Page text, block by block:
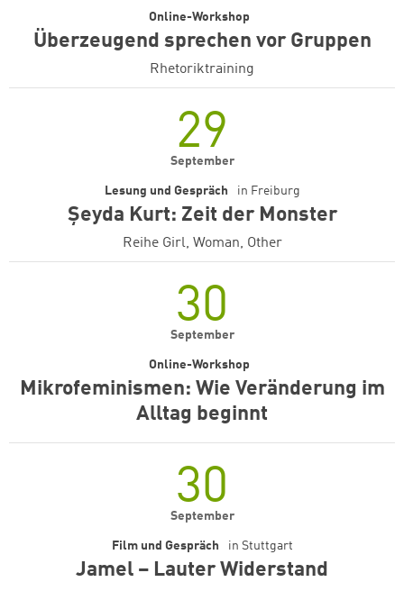
Überzeugend sprechen vor Gruppen
Online-Workshop
Rhetoriktraining
29
September
Şeyda Kurt: Zeit der Monster
Lesung und Gespräch in Freiburg
Reihe Girl, Woman, Other
30
September
Mikrofeminismen: Wie Veränderung im
Alltag beginnt
Online-Workshop
30
September
Jamel – Lauter Widerstand
Film und Gespräch in Stuttgart